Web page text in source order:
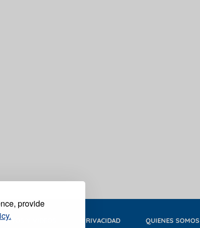
provide
FOTOS Y VIDEOS PRIVACIDAD QUIENES SOMOS